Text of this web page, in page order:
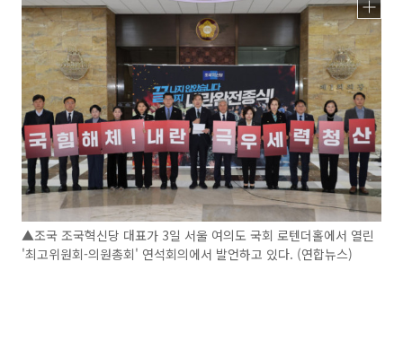
▲조국 조국혁신당 대표가 3일 서울 여의도 국회 로텐더홀에서 열린
'최고위원회-의원총회' 연석회의에서 발언하고 있다. (연합뉴스)